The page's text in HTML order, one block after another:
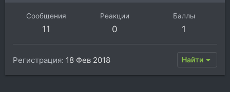
Сообщения
11
Реакции
0
Баллы
1
Регистрация 18 Фев 2018 Найти